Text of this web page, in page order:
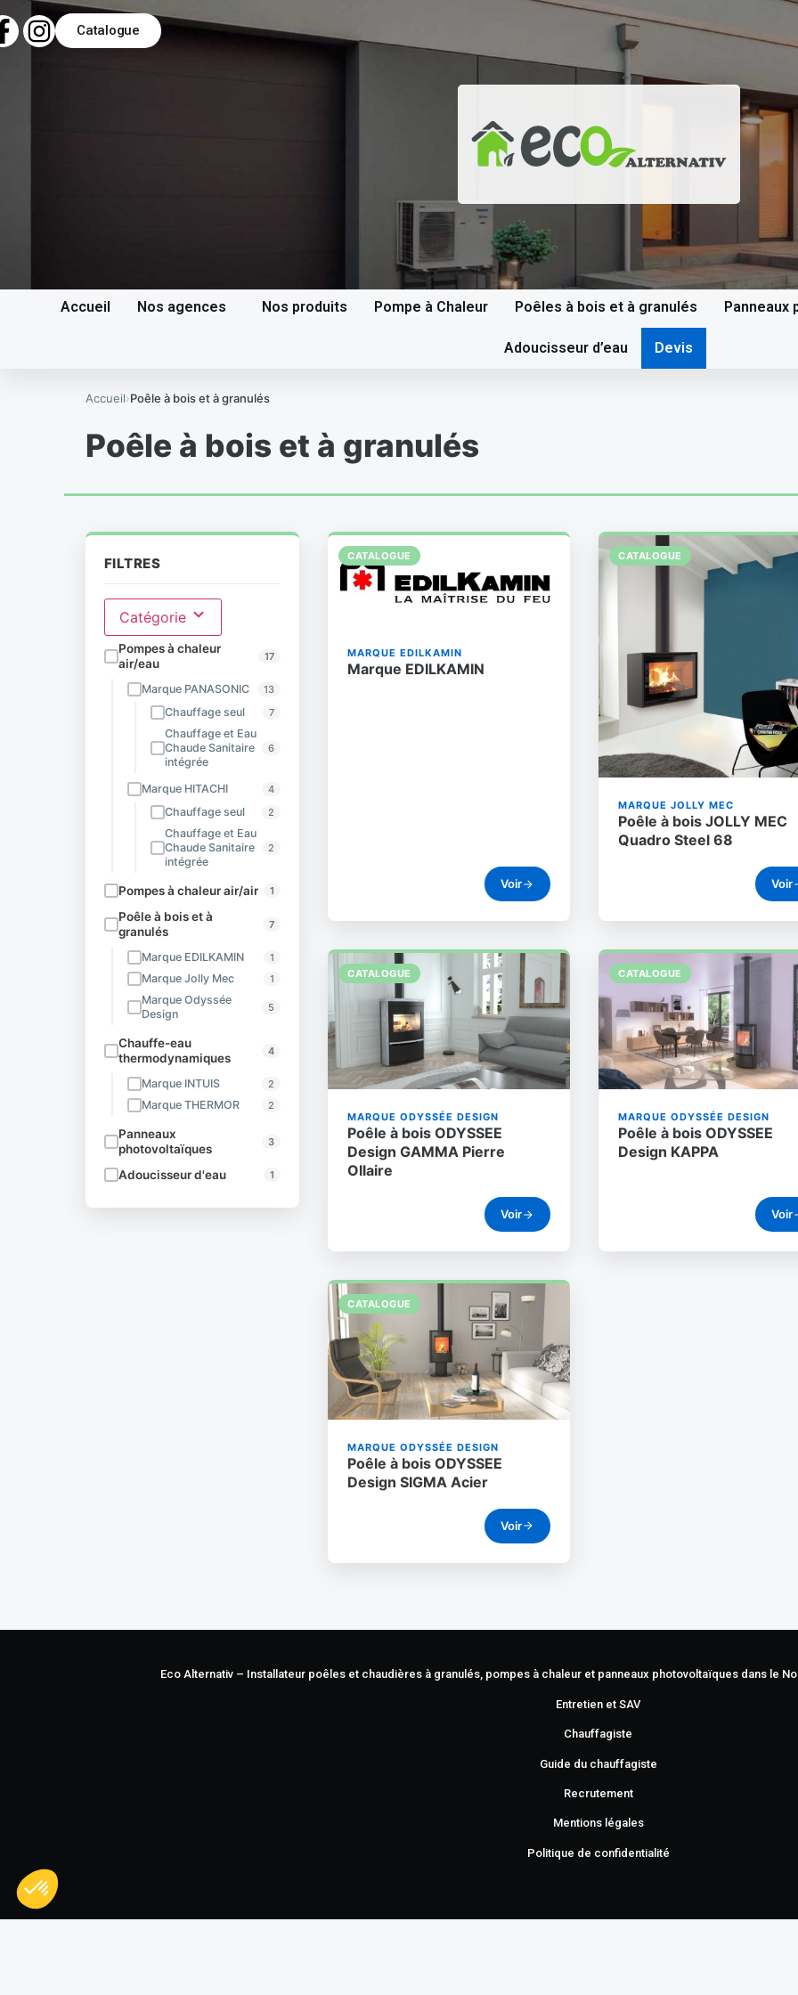
Catalogue
Accueil Nos agences Nos produits Pompe à Chaleur Poêles à bois et à granulés Panneaux
Adoucisseur d’eau Devis
Accueil›Poêle à bois et à granulés
Poêle à bois et à granulés
FILTRES
Catégorie
Pompes à chaleur
air/eau
17
Marque PANASONIC 13
Chauffage seul 7
Chauffage et Eau
Chaude Sanitaire
intégrée
6
Marque HITACHI 4
Chauffage seul 2
Chauffage et Eau
Chaude Sanitaire
intégrée
2
Pompes à chaleur air/air 1
Poêle à bois et à
granulés
7
Marque EDILKAMIN 1
Marque Jolly Mec 1
Marque Odyssée
Design
5
Chauffe-eau
thermodynamiques
4
Marque INTUIS 2
Marque THERMOR 2
Panneaux
photovoltaïques
3
Adoucisseur d'eau 1
CATALOGUE
MARQUE EDILKAMIN
Marque EDILKAMIN
Voir
CATALOGUE
MARQUE JOLLY MEC
Poêle à bois JOLLY MEC
Quadro Steel 68
Voir
CATALOGUE
MARQUE ODYSSÉE DESIGN
Poêle à bois ODYSSEE
Design GAMMA Pierre
Ollaire
Voir
CATALOGUE
MARQUE ODYSSÉE DESIGN
Poêle à bois ODYSSEE
Design KAPPA
Voir
CATALOGUE
MARQUE ODYSSÉE DESIGN
Poêle à bois ODYSSEE
Design SIGMA Acier
Voir
Eco Alternativ – Installateur poêles et chaudières à granulés, pompes à chaleur et panneaux photovoltaïques dans le
Entretien et SAV
Chauffagiste
Guide du chauffagiste
Recrutement
Mentions légales
Politique de confidentialité